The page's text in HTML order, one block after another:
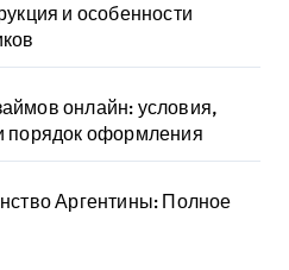
и особенности
онлайн: условия,
порядок оформления
Аргентины: Полное